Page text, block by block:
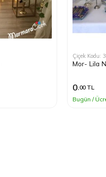
Çiçek Kodu:
Mor- Lila
0,00 TL
Bugün /